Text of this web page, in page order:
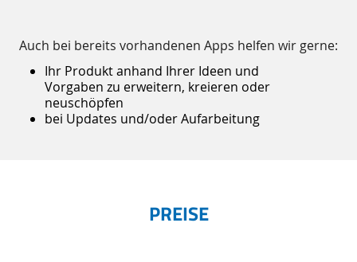
Auch bei bereits vorhandenen Apps helfen wir gerne:
Ihr Produkt anhand Ihrer Ideen und
Vorgaben zu erweitern, kreieren oder
neuschöpfen
bei Updates und/oder Aufarbeitung
PREISE